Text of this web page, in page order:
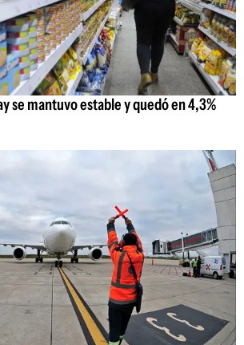
se mantuvo estable y quedó en 4,3%